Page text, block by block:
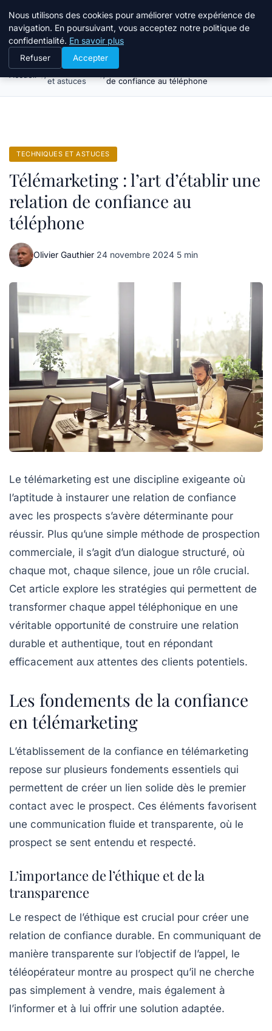
Bible Telemarketing
Techniques
et astuces
Télémarketing : l’art d’établir une relation
de confiance au téléphone
TECHNIQUES ET ASTUCES
Télémarketing : l’art d’établir une
relation de confiance au
téléphone
Olivier Gauthier·24 novembre 2024·5 min
Le télémarketing est une discipline exigeante où
l’aptitude à instaurer une relation de confiance
avec les prospects s’avère déterminante pour
réussir. Plus qu’une simple méthode de prospection
commerciale, il s’agit d’un dialogue structuré, où
chaque mot, chaque silence, joue un rôle crucial.
Cet article explore les stratégies qui permettent de
transformer chaque appel téléphonique en une
véritable opportunité de construire une relation
durable et authentique, tout en répondant
efficacement aux attentes des clients potentiels.
Les fondements de la confiance
en télémarketing
L’établissement de la confiance en télémarketing
repose sur plusieurs fondements essentiels qui
permettent de créer un lien solide dès le premier
contact avec le prospect. Ces éléments favorisent
une communication fluide et transparente, où le
prospect se sent entendu et respecté.
L’importance de l’éthique et de la
transparence
Le respect de l’éthique est crucial pour créer une
relation de confiance durable. En communiquant de
manière transparente sur l’objectif de l’appel, le
téléopérateur montre au prospect qu’il ne cherche
pas simplement à vendre, mais également à
l’informer et à lui offrir une solution adaptée.
Nous utilisons des cookies pour améliorer votre expérience de
navigation. En poursuivant, vous acceptez notre politique de
confidentialité. En savoir plus
Refuser Accepter